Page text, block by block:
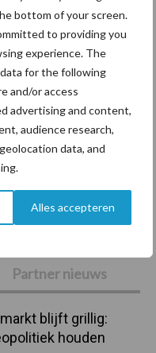
bottom of your screen.
to providing you
experience. The
for the following
and/or access
advertising and content,
audience research,
data, and
Alles accepteren
Partner nieuws
blijft grillig:
houden